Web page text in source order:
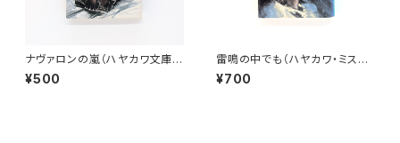
ナヴァロンの嵐（ハヤカワ文庫N
V)
¥500
雷鳴の中でも（ハヤカワ・ミステ
リ文庫）
¥700